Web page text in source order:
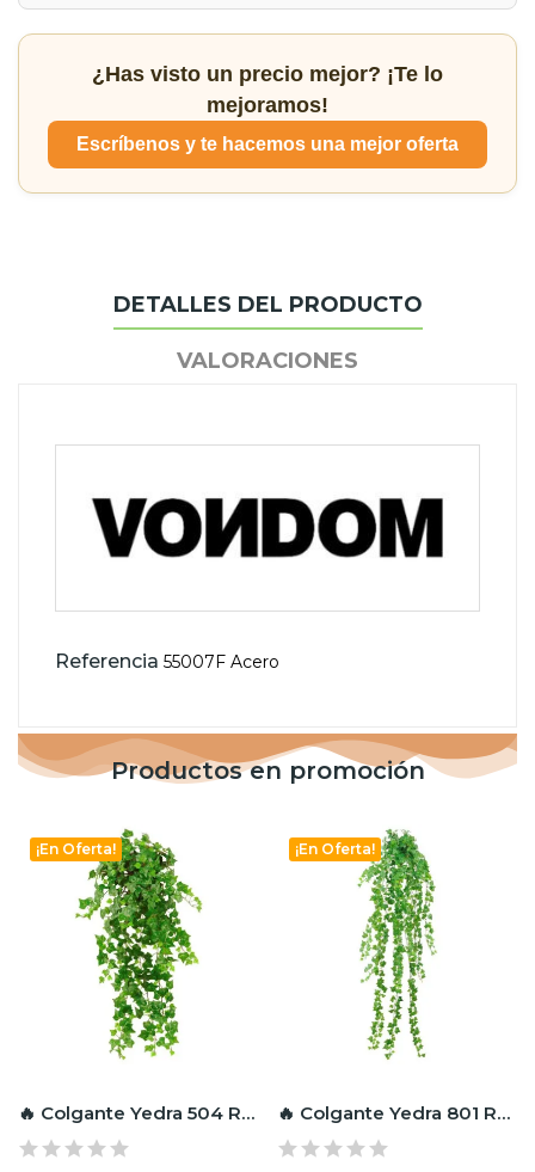
¿Has visto un precio mejor? ¡Te lo
mejoramos!
Escríbenos y te hacemos una mejor oferta
DETALLES DEL PRODUCTO
VALORACIONES
Referencia 55007F Acero
Productos en promoción
¡En Oferta!
🔥 Colgante Yedra 504 RF Ignífugo
¡En Oferta!
🔥 Colgante Yedra 801 RF Ignífugo